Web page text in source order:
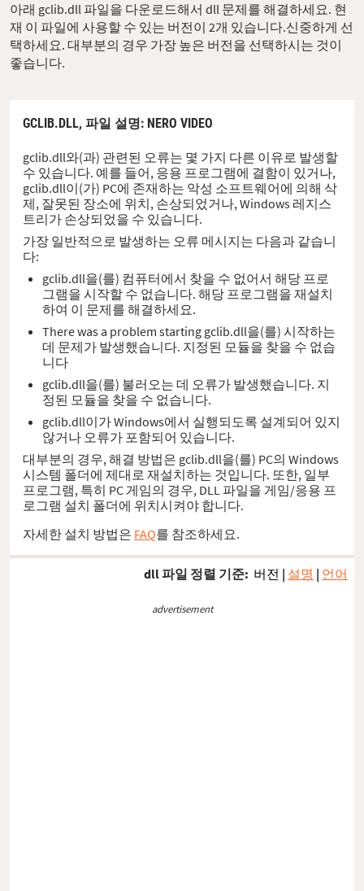
아래 gclib.dll 파일을 다운로드해서 dll 문제를 해결하세요. 현
재 이 파일에 사용할 수 있는 버전이 2개 있습니다.신중하게 선
택하세요. 대부분의 경우 가장 높은 버전을 선택하시는 것이
좋습니다.
GCLIB.DLL, 파일 설명: NERO VIDEO
gclib.dll와(과) 관련된 오류는 몇 가지 다른 이유로 발생할
수 있습니다. 예를 들어, 응용 프로그램에 결함이 있거나,
gclib.dll이(가) PC에 존재하는 악성 소프트웨어에 의해 삭
제, 잘못된 장소에 위치, 손상되었거나, Windows 레지스
트리가 손상되었을 수 있습니다.
가장 일반적으로 발생하는 오류 메시지는 다음과 같습니
다:
gclib.dll을(를) 컴퓨터에서 찾을 수 없어서 해당 프로
그램을 시작할 수 없습니다. 해당 프로그램을 재설치
하여 이 문제를 해결하세요.
There was a problem starting gclib.dll을(를) 시작하는
데 문제가 발생했습니다. 지정된 모듈을 찾을 수 없습
니다
gclib.dll을(를) 불러오는 데 오류가 발생했습니다. 지
정된 모듈을 찾을 수 없습니다.
gclib.dll이가 Windows에서 실행되도록 설계되어 있지
않거나 오류가 포함되어 있습니다.
대부분의 경우, 해결 방법은 gclib.dll을(를) PC의 Windows
시스템 폴더에 제대로 재설치하는 것입니다. 또한, 일부
프로그램, 특히 PC 게임의 경우, DLL 파일을 게임/응용 프
로그램 설치 폴더에 위치시켜야 합니다.
자세한 설치 방법은 FAQ를 참조하세요.
dll 파일 정렬 기준: 버전 | 설명 | 언어
advertisement